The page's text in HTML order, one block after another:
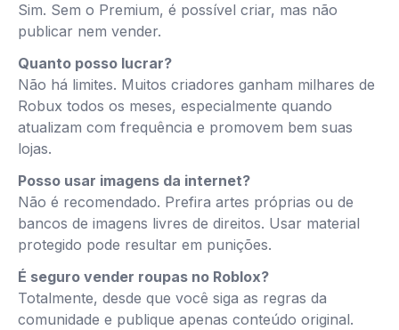
Sim. Sem o Premium, é possível criar, mas não
publicar nem vender.
Quanto posso lucrar?
Não há limites. Muitos criadores ganham milhares de
Robux todos os meses, especialmente quando
atualizam com frequência e promovem bem suas
lojas.
Posso usar imagens da internet?
Não é recomendado. Prefira artes próprias ou de
bancos de imagens livres de direitos. Usar material
protegido pode resultar em punições.
É seguro vender roupas no Roblox?
Totalmente, desde que você siga as regras da
comunidade e publique apenas conteúdo original.